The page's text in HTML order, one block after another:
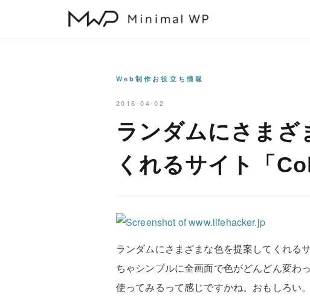
Web制作お役立ち情報
2016-04-02
ランダムにさまざ
くれるサイト「
ランダムにさまざまな色を提案してくれる
ちゃシンプルに全画面で色がどんどん変わ
使ってみるって感じですかね。おもしろい。